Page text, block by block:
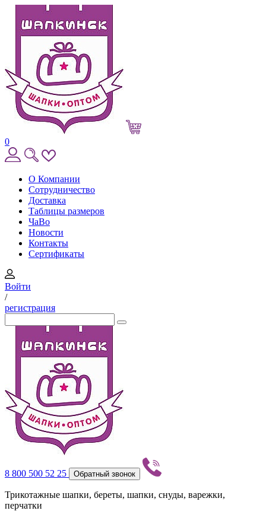
0
О Компании
Сотрудничество
Доставка
Таблицы размеров
ЧаВо
Новости
Контакты
Сертификаты
Войти
/
регистрация
8 800 500 52 25 Обратный звонок
Трикотажные шапки, береты, шапки, снуды, варежки,
перчатки